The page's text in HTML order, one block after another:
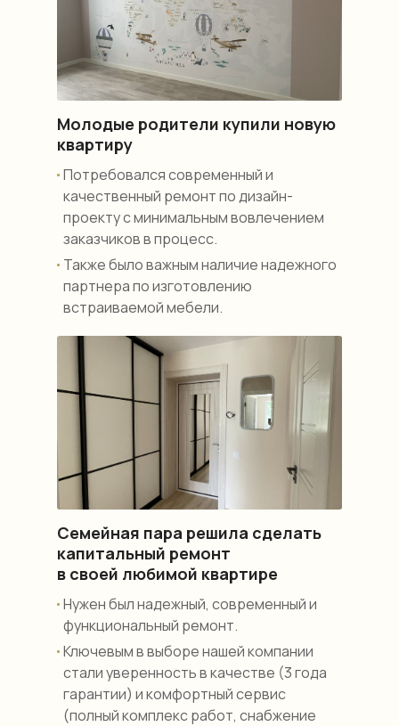
Молодые родители купили новую
квартиру
Потребовался современный и
качественный ремонт по дизайн-
проекту с минимальным вовлечением
заказчиков в процесс.
Также было важным наличие надежного
партнера по изготовлению
встраиваемой мебели.
Семейная пара решила сделать
капитальный ремонт
в своей любимой квартире
Нужен был надежный, современный и
функциональный ремонт.
Ключевым в выборе нашей компании
стали уверенность в качестве (3 года
гарантии) и комфортный сервис
(полный комплекс работ, снабжение